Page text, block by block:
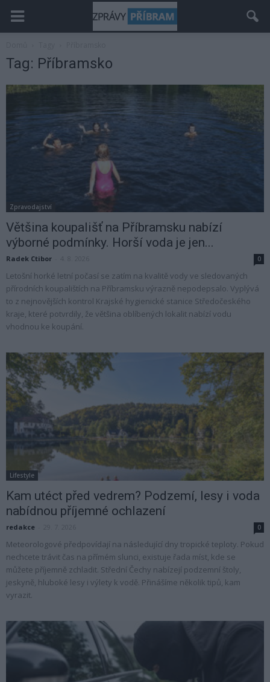
Tag: Příbramsko
Zpravodajství
Většina koupališť na Příbramsku nabízí
výborné podmínky. Horší voda je jen...
Radek Ctibor 0
Letošní horké letní počasí se zatím na kvalitě vody ve sledovaných
přírodních koupalištích na Příbramsku výrazně nepodepsalo. Vyplývá
to z nejnovějších kontrol Krajské hygienické stanice Středočeského
kraje, které potvrdily, že většina oblíbených lokalit nabízí vodu
vhodnou ke koupání.
Lifestyle
Kam utéct před vedrem? Podzemí, lesy i voda
nabídnou příjemné ochlazení
redakce 0
Meteorologové předpovídají na následující dny tropické teploty. Pokud
nechcete trávit čas na přímém slunci, existuje řada míst, kde se
můžete příjemně zchladit. Střední Čechy nabízejí podzemní štoly,
jeskyně, hluboké lesy i výlety k vodě. Přinášíme několik tipů, kam
vyrazit.